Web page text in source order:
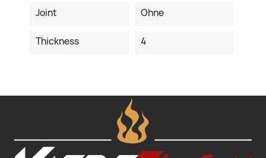
Joint Ohne
Thickness 4